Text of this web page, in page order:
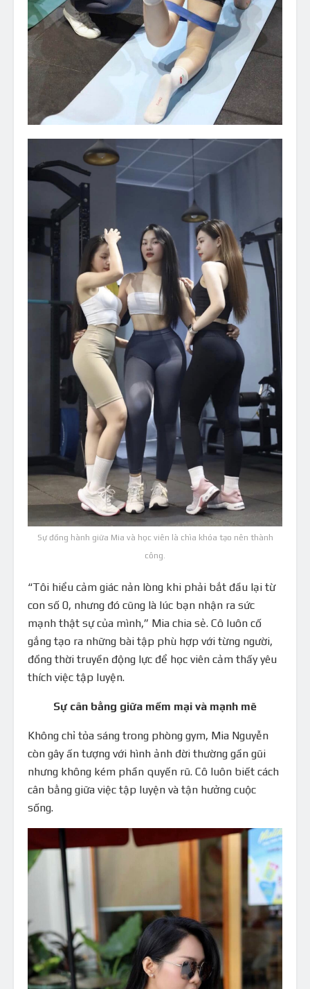
Sự đồng hành giữa Mia và học viên là chìa khóa tạo nên thành
công.
“Tôi hiểu cảm giác nản lòng khi phải bắt đầu lại từ
con số 0, nhưng đó cũng là lúc bạn nhận ra sức
mạnh thật sự của mình,” Mia chia sẻ. Cô luôn cố
gắng tạo ra những bài tập phù hợp với từng người,
đồng thời truyền động lực để học viên cảm thấy yêu
thích việc tập luyện.
Sự cân bằng giữa mềm mại và mạnh mẽ
Không chỉ tỏa sáng trong phòng gym, Mia Nguyễn
còn gây ấn tượng với hình ảnh đời thường gần gũi
nhưng không kém phần quyến rũ. Cô luôn biết cách
cân bằng giữa việc tập luyện và tận hưởng cuộc
sống.